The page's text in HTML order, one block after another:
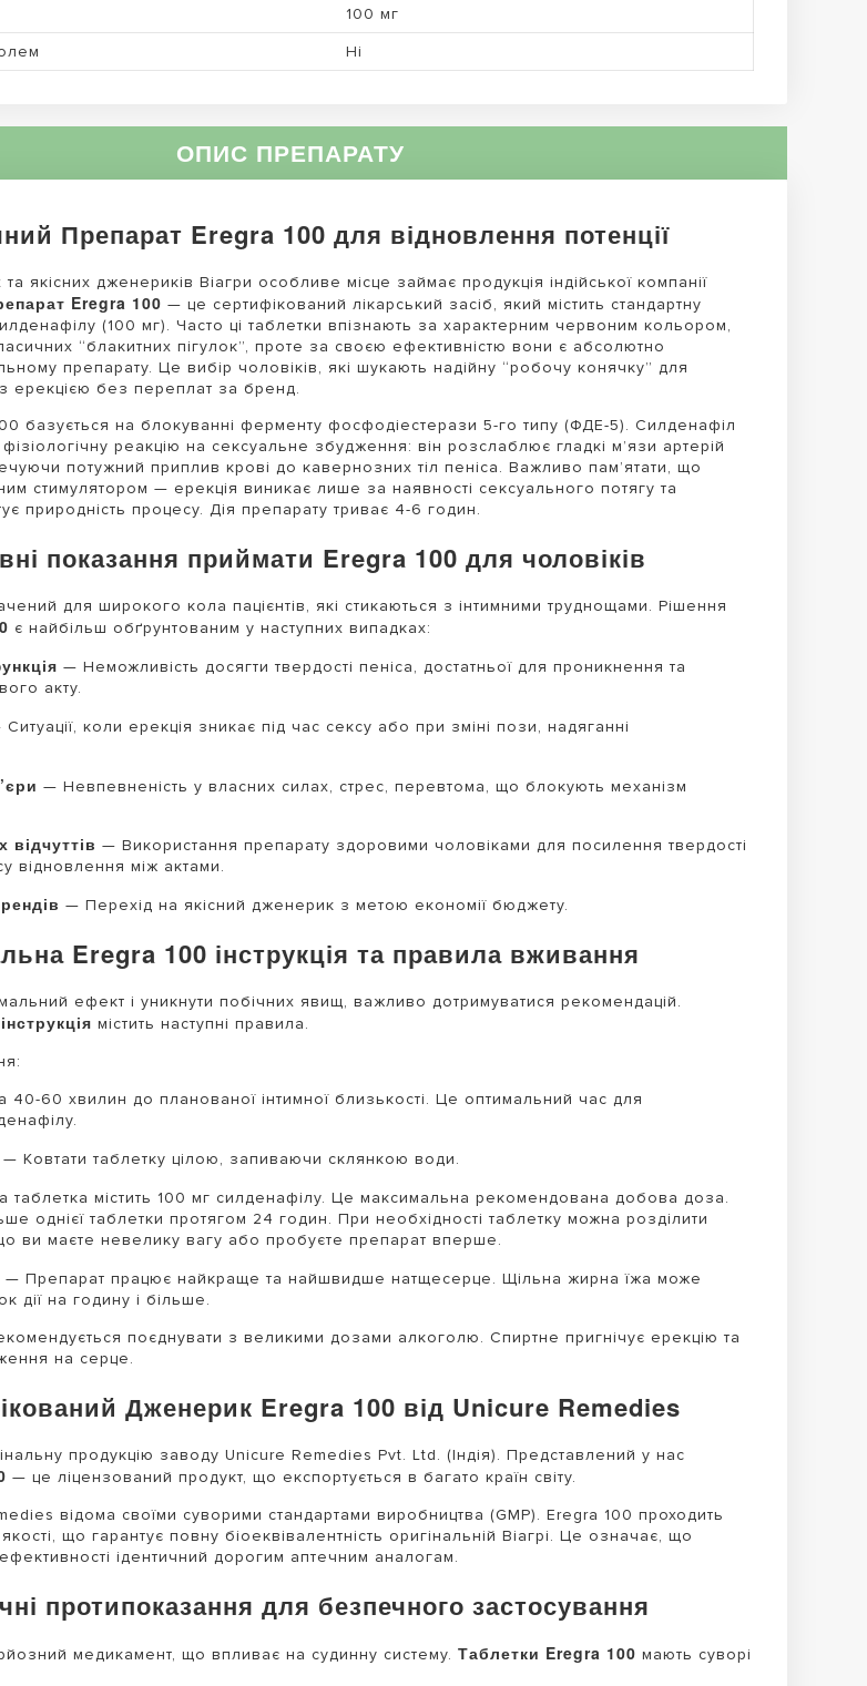
100 мг
Ні
ОПИС ПРЕПАРАТУ
Препарат Eregra 100 для відновлення потенції
якісних дженериків Віагри особливе місце займає продукція індійської компанії
Eregra 100 — це сертифікований лікарський засіб, який містить стандартну
(100 мг). Часто ці таблетки впізнають за характерним червоним кольором,
“блакитних пігулок”, проте за своєю ефективністю вони є абсолютно
препарату. Це вибір чоловіків, які шукають надійну “робочу конячку” для
ерекцією без переплат за бренд.
базується на блокуванні ферменту фосфодіестерази 5-го типу (ФДЕ-5). Силденафіл
реакцію на сексуальне збудження: він розслаблює гладкі м’язи артерій
потужний приплив крові до кавернозних тіл пеніса. Важливо пам’ятати, що
стимулятором — ерекція виникає лише за наявності сексуального потягу та
природність процесу. Дія препарату триває 4-6 годин.
показання приймати Eregra 100 для чоловіків
для широкого кола пацієнтів, які стикаються з інтимними труднощами. Рішення
є найбільш обґрунтованим у наступних випадках:
— Неможливість досягти твердості пеніса, достатньої для проникнення та
акту.
коли ерекція зникає під час сексу або при зміні пози, надяганні
— Невпевненість у власних силах, стрес, перевтома, що блокують механізм
відчуттів — Використання препарату здоровими чоловіками для посилення твердості
відновлення між актами.
— Перехід на якісний дженерик з метою економії бюджету.
Eregra 100 інструкція та правила вживання
ефект і уникнути побічних явищ, важливо дотримуватися рекомендацій.
містить наступні правила.
40-60 хвилин до планованої інтимної близькості. Це оптимальний час для
— Ковтати таблетку цілою, запиваючи склянкою води.
таблетка містить 100 мг силденафілу. Це максимальна рекомендована добова доза.
однієї таблетки протягом 24 годин. При необхідності таблетку можна розділити
ви маєте невелику вагу або пробуєте препарат вперше.
— Препарат працює найкраще та найшвидше натщесерце. Щільна жирна їжа може
дії на годину і більше.
поєднувати з великими дозами алкоголю. Спиртне пригнічує ерекцію та
на серце.
Дженерик Eregra 100 від Unicure Remedies
продукцію заводу Unicure Remedies Pvt. Ltd. (Індія). Представлений у нас
— це ліцензований продукт, що експортується в багато країн світу.
відома своїми суворими стандартами виробництва (GMP). Eregra 100 проходить
що гарантує повну біоеквівалентність оригінальній Віагрі. Це означає, що
ідентичний дорогим аптечним аналогам.
протипоказання для безпечного застосування
медикамент, що впливає на судинну систему. Таблетки Eregra 100 мають суворі